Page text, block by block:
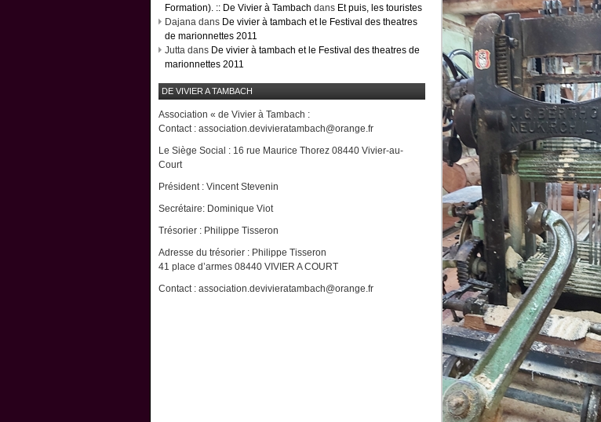
Formation). :: De Vivier à Tambach dans Et puis, les touristes
Dajana dans De vivier à tambach et le Festival des theatres
de marionnettes 2011
Jutta dans De vivier à tambach et le Festival des theatres de
marionnettes 2011
DE VIVIER A TAMBACH
Association « de Vivier à Tambach :
Contact : association.devivieratambach@orange.fr
Le Siège Social : 16 rue Maurice Thorez 08440 Vivier-au-
Court
Président : Vincent Stevenin
Secrétaire: Dominique Viot
Trésorier : Philippe Tisseron
Adresse du trésorier : Philippe Tisseron
41 place d’armes 08440 VIVIER A COURT
Contact : association.devivieratambach@orange.fr